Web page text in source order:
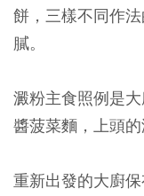
餅，三樣不同作
膩。
澱粉主食照例是
醬菠菜麵，上頭
重新出發的大廚